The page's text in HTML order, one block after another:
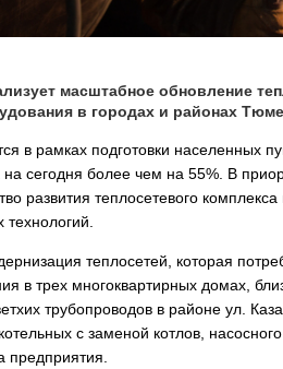
масштабное обновление
в городах и районах
в рамках подготовки населенных
сегодня более чем на 55%. В
развития теплосетевого
теплосетей, которая
в трех многоквартирных домах,
трубопроводов в районе ул.
с заменой котлов,
предприятия.